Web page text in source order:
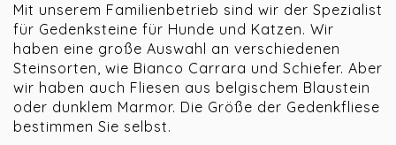
Mit unserem Familienbetrieb sind wir der Spezialist
für Gedenksteine für Hunde und Katzen. Wir
haben eine große Auswahl an verschiedenen
Steinsorten, wie Bianco Carrara und Schiefer. Aber
wir haben auch Fliesen aus belgischem Blaustein
oder dunklem Marmor. Die Größe der Gedenkfliese
bestimmen Sie selbst.